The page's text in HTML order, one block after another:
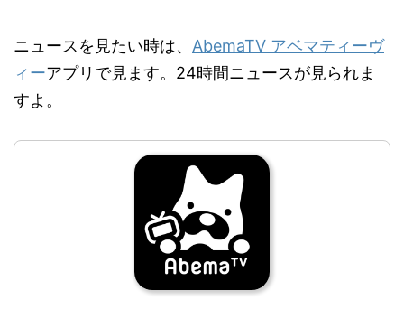
ニュースを見たい時は、 AbemaTV アベマティーヴ
ィーアプリで見ます。24時間ニュースが見られま
すよ。